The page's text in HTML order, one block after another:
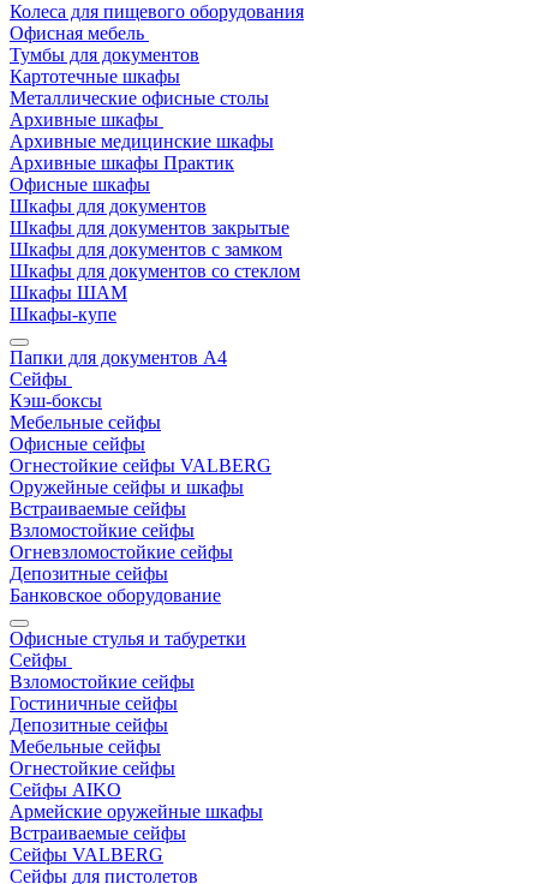
Колеса для пищевого оборудования
Офисная мебель
Тумбы для документов
Картотечные шкафы
Металлические офисные столы
Архивные шкафы
Архивные медицинские шкафы
Архивные шкафы Практик
Офисные шкафы
Шкафы для документов
Шкафы для документов закрытые
Шкафы для документов с замком
Шкафы для документов со стеклом
Шкафы ШАМ
Шкафы-купе
Папки для документов A4
Сейфы
Кэш-боксы
Мебельные сейфы
Офисные сейфы
Огнестойкие сейфы VALBERG
Оружейные сейфы и шкафы
Встраиваемые сейфы
Взломостойкие сейфы
Огневзломостойкие сейфы
Депозитные сейфы
Банковское оборудование
Офисные стулья и табуретки
Сейфы
Взломостойкие сейфы
Гостиничные сейфы
Депозитные сейфы
Мебельные сейфы
Огнестойкие сейфы
Сейфы AIKO
Армейские оружейные шкафы
Встраиваемые сейфы
Сейфы VALBERG
Сейфы для пистолетов